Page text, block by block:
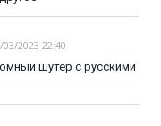
03/2023 22:40
шутер с русскими